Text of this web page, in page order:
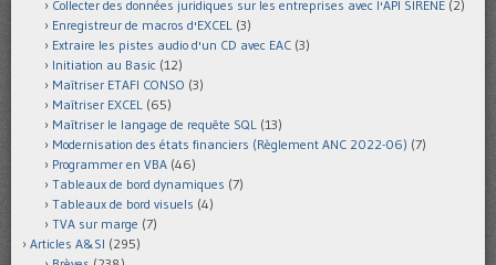
Collecter des données juridiques sur les entreprises avec l'API SIRENE (2)
Enregistreur de macros d'EXCEL (3)
Extraire les pistes audio d'un CD avec EAC (3)
Initiation au Basic (12)
Maîtriser ETAFI CONSO (3)
Maîtriser EXCEL (65)
Maîtriser le langage de requête SQL (13)
Modernisation des états financiers (Règlement ANC 2022-06) (7)
Programmer en VBA (46)
Tableaux de bord dynamiques (7)
Tableaux de bord visuels (4)
TVA sur marge (7)
Articles A&SI (295)